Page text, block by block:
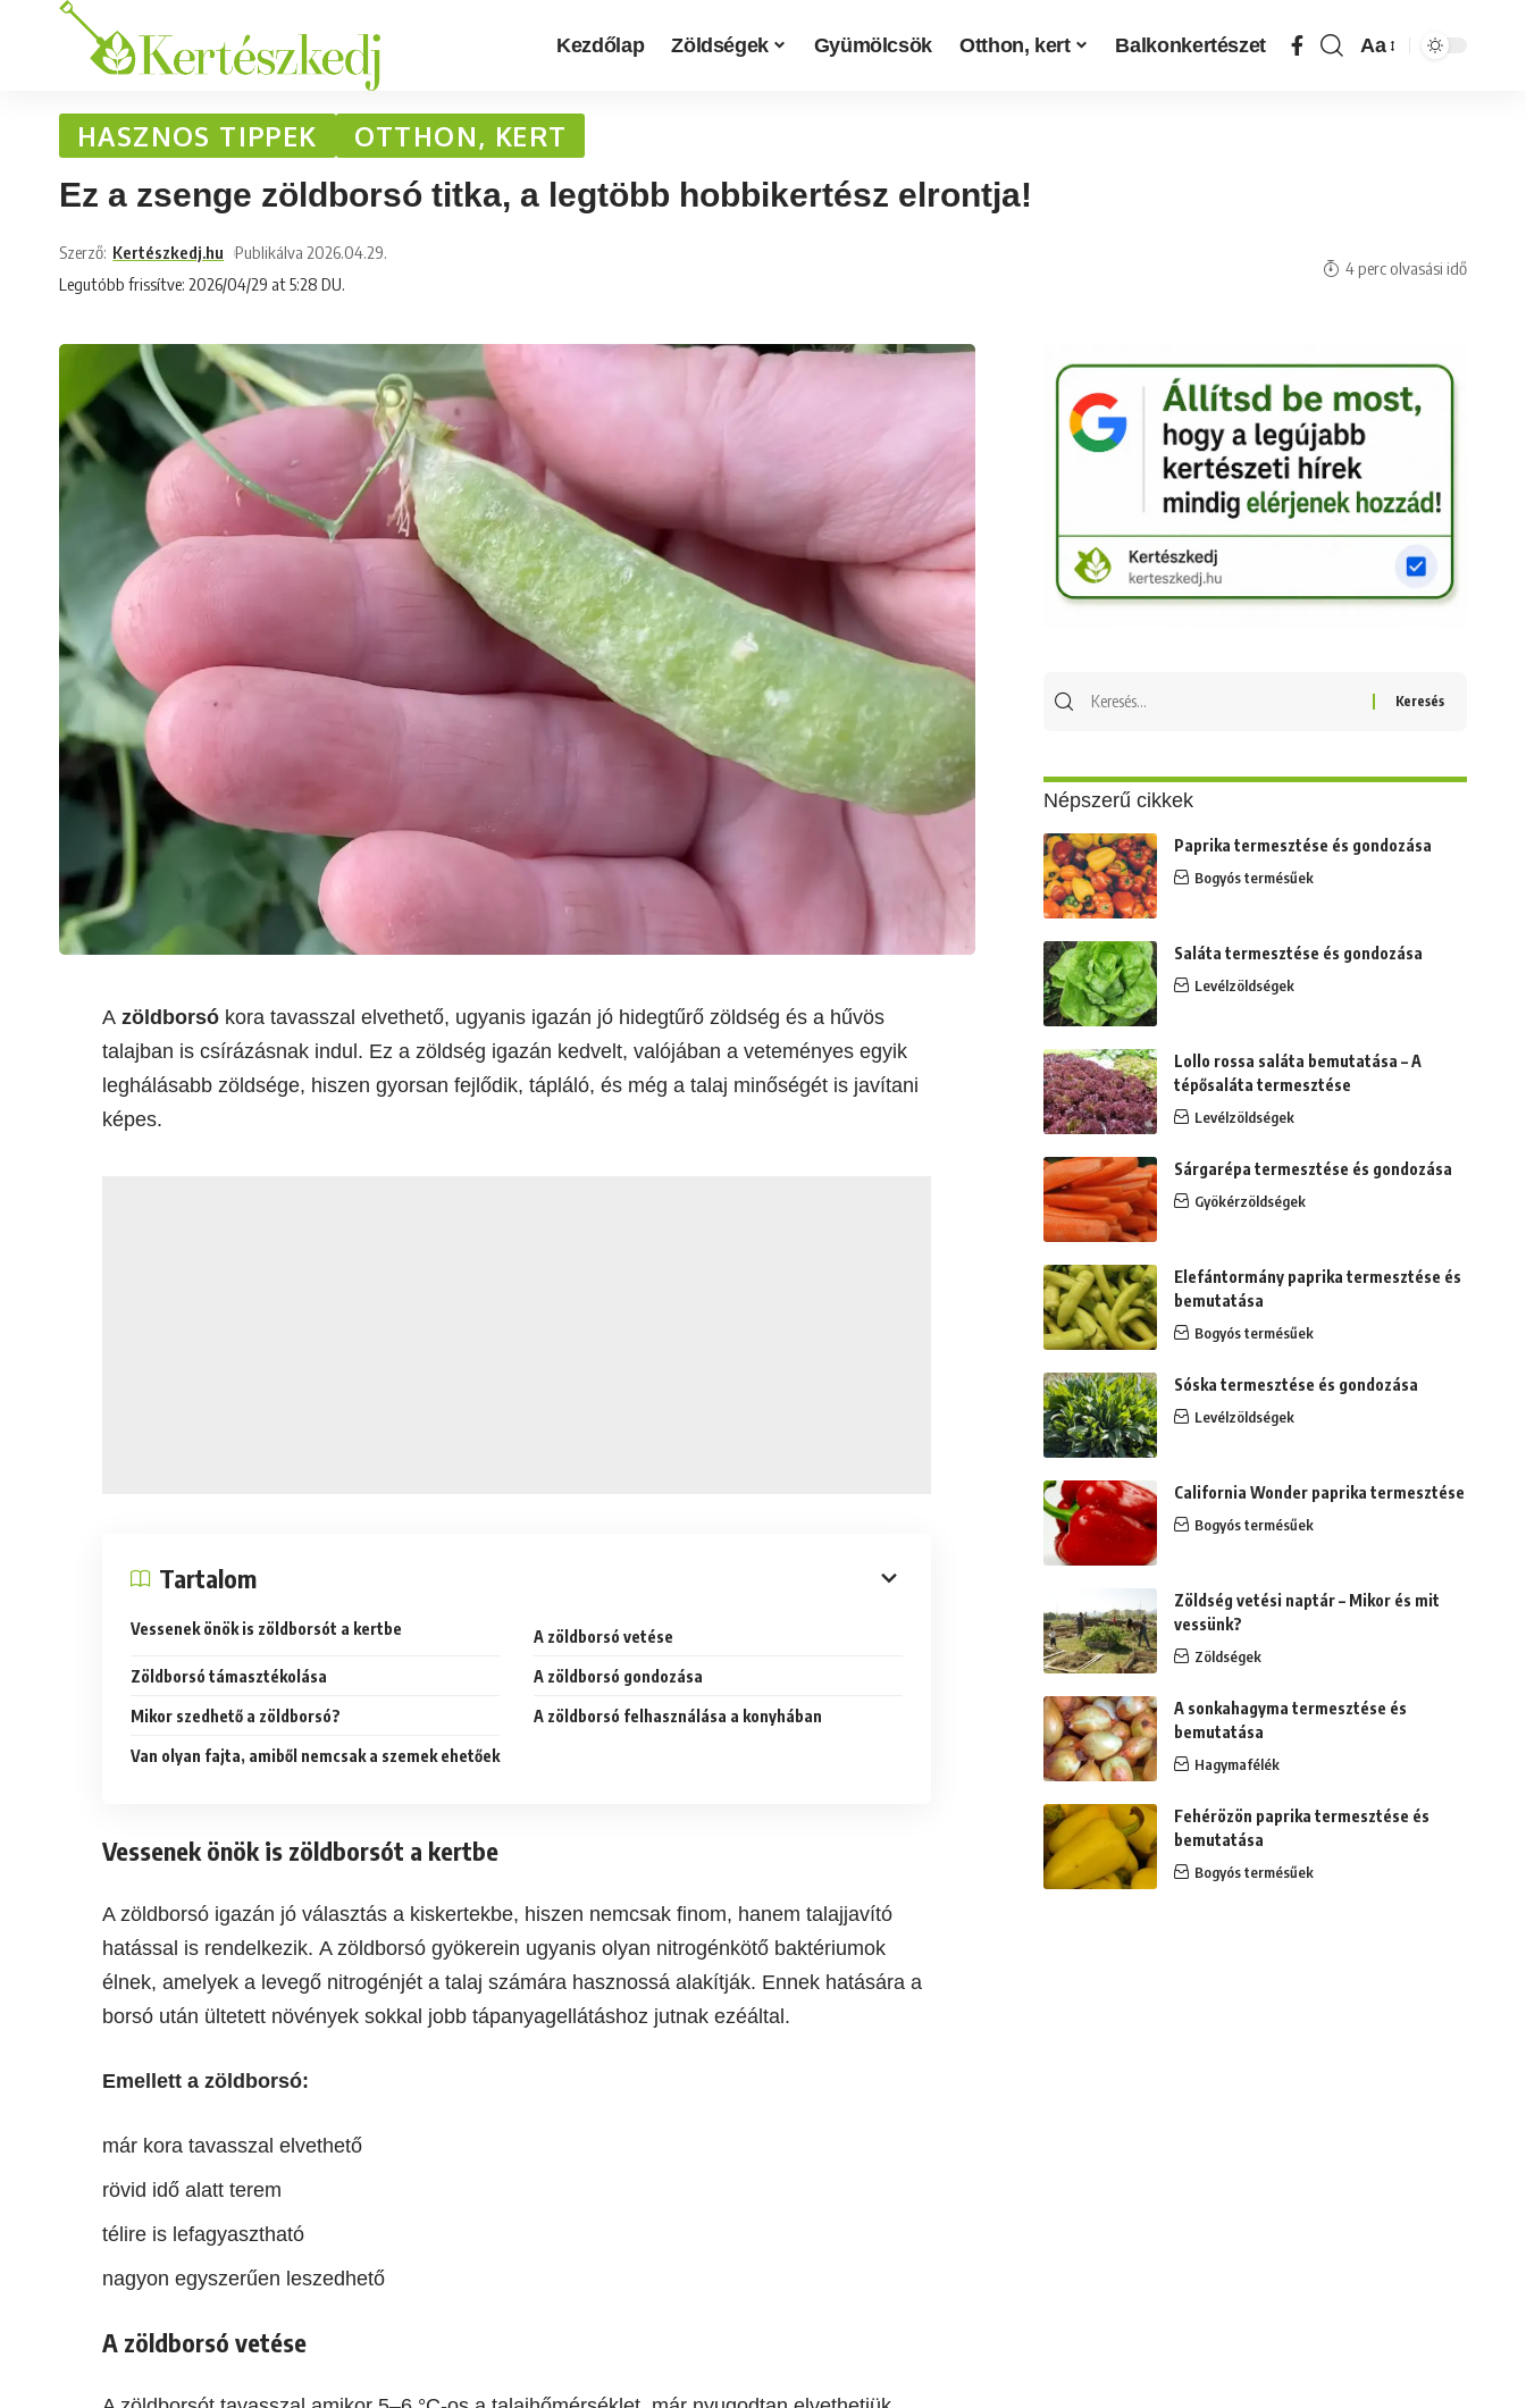
Kezdőlap Zöldségek Gyümölcsök Otthon, kert Balkonkertészet Aa
HASZNOS TIPPEK OTTHON, KERT
Ez a zsenge zöldborsó titka, a legtöbb hobbikertész elrontja!
Legutóbb frissítve: 2026/04/29 at 5:28 DU.
Szerző: Kertészkedj.hu Publikálva 2026.04.29.
4 perc olvasási idő
Azöldborsó kora tavasszal elvethető, ugyanis igazán jó hidegtűrő zöldség és a hűvös
talajban is csírázásnak indul. Ez a zöldség igazán kedvelt, valójában a veteményes egyik
leghálásabb zöldsége, hiszen gyorsan fejlődik, tápláló, és még a talaj minőségét is javítani
képes.
Tartalom
Vessenek önök is zöldborsót a kertbe A zöldborsó vetése
Zöldborsó támasztékolása A zöldborsó gondozása
Mikor szedhető a zöldborsó? A zöldborsó felhasználása a konyhában
Van olyan fajta, amiből nemcsak a szemek ehetőek
Vessenek önök is zöldborsót a kertbe
A zöldborsó igazán jó választás a kiskertekbe, hiszen nemcsak finom, hanem talajjavító
hatással is rendelkezik. A zöldborsó gyökerein ugyanis olyan nitrogénkötő baktériumok
élnek, amelyek a levegő nitrogénjét a talaj számára hasznossá alakítják. Ennek hatására a
borsó után ültetett növények sokkal jobb tápanyagellátáshoz jutnak ezéáltal.
Emellett a zöldborsó:
már kora tavasszal elvethető
rövid idő alatt terem
télire is lefagyasztható
nagyon egyszerűen leszedhető
A zöldborsó vetése
Népszerű cikkek
Paprika termesztése és gondozása
Bogyós termésűek
Saláta termesztése és gondozása
Levélzöldségek
Lollo rossa saláta bemutatása – A
tépősaláta termesztése
Levélzöldségek
Sárgarépa termesztése és gondozása
Gyökérzöldségek
Elefántormány paprika termesztése és
bemutatása
Bogyós termésűek
Sóska termesztése és gondozása
Levélzöldségek
California Wonder paprika termesztése
Bogyós termésűek
Zöldség vetési naptár – Mikor és mit
vessünk?
Zöldségek
A sonkahagyma termesztése és
bemutatása
Hagymafélék
Fehérözön paprika termesztése és
bemutatása
Bogyós termésűek